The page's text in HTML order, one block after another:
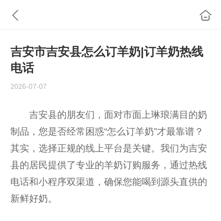
吉安市吉安县怎么订羊奶|订羊奶热线
电话
2026-07-07
吉安县的朋友们，面对市面上琳琅满目的奶
制品，您是否经常困惑“怎么订羊奶”才最靠谱？
其实，选择正规的线上平台是关键。我们为吉安
县的居民提供了专业的羊奶订购服务，通过热线
电话和小程序双渠道，确保您能喝到源头直供的
新鲜好奶。